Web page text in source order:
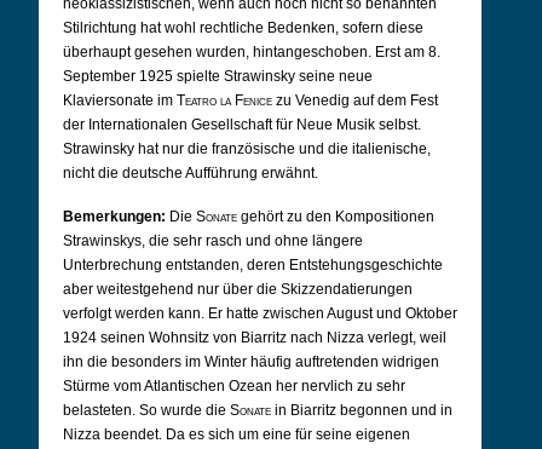
neoklassizistischen, wenn auch noch nicht so benannten
Stilrichtung hat wohl rechtliche Bedenken, sofern diese
überhaupt gesehen wurden, hintangeschoben. Erst am 8.
September 1925 spielte Strawinsky seine neue
Klaviersonate im Teatro la Fenice zu Venedig auf dem Fest
der Internationalen Gesellschaft für Neue Musik selbst.
Strawinsky hat nur die französische und die italienische,
nicht die deutsche Aufführung erwähnt.
Bemerkungen: Die Sonate gehört zu den Kompositionen
Strawinskys, die sehr rasch und ohne längere
Unterbrechung entstanden, deren Entstehungsgeschichte
aber weitestgehend nur über die Skizzendatierungen
verfolgt werden kann. Er hatte zwischen August und Oktober
1924 seinen Wohnsitz von Biarritz nach Nizza verlegt, weil
ihn die besonders im Winter häufig auftretenden widrigen
Stürme vom Atlantischen Ozean her nervlich zu sehr
belasteten. So wurde die Sonate in Biarritz begonnen und in
Nizza beendet. Da es sich um eine für seine eigenen